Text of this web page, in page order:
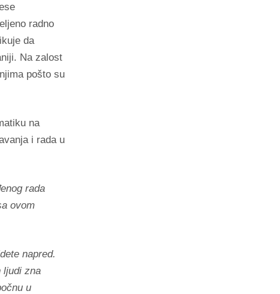
radno
da
Na zalost
pošto su
na
i rada u
rada
ovom
napred.
ljudi zna
u